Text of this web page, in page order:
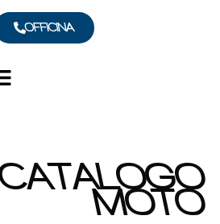
OFFICINA
CATALOGO
MOTO